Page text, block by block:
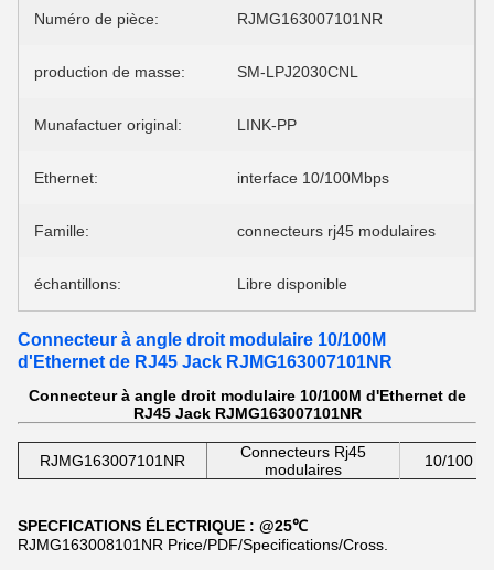
Numéro de pièce: RJMG163007101NR
production de masse: SM-LPJ2030CNL
Munafactuer original: LINK-PP
Ethernet: interface 10/100Mbps
Famille: connecteurs rj45 modulaires
échantillons: Libre disponible
Connecteur à angle droit modulaire 10/100M
d'Ethernet de RJ45 Jack RJMG163007101NR
Connecteur à angle droit modulaire 10/100M d'Ethernet de
RJ45 Jack RJMG163007101NR
RJMG163007101NR
Connecteurs Rj45
modulaires
10/100
SPECFICATIONS ÉLECTRIQUE : @25℃
RJMG163008101NR Price/PDF/Specifications/Cross.